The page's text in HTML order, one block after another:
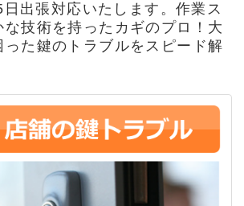
出張対応いたします。作業ス
な技術を持ったカギのプロ！大
った鍵のトラブルをスピード解